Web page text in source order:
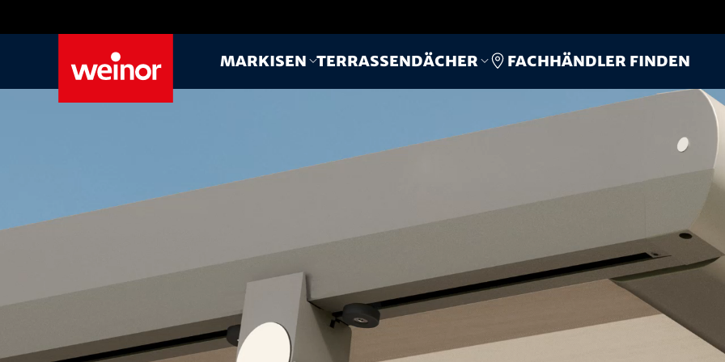
Markisen Terrassendächer Fachhändler finden